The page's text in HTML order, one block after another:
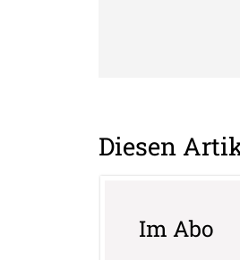
Diesen
Im Abo